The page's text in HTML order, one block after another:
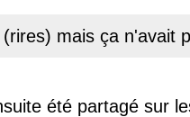
mais ça n'avait
été partagé sur